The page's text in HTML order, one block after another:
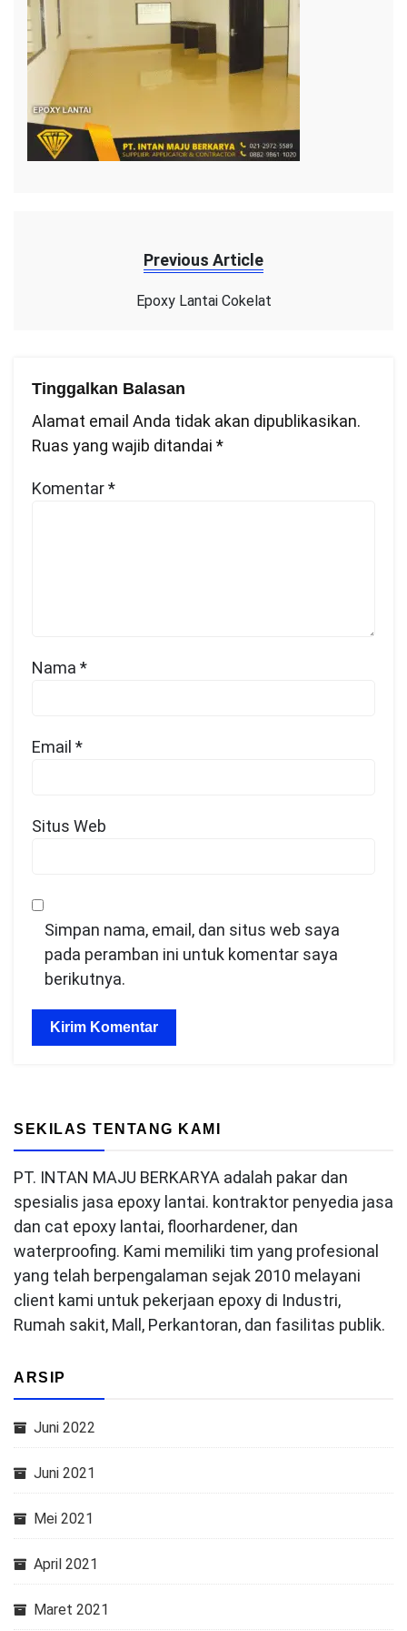
Previous Article
Epoxy Lantai Cokelat
Tinggalkan Balasan
Alamat email Anda tidak akan dipublikasikan.
Ruas yang wajib ditandai *
Komentar*
Nama *
Email *
Situs Web
Simpan nama, email, dan situs web saya
pada peramban ini untuk komentar saya
berikutnya.
SEKILAS TENTANG KAMI
PT. INTAN MAJU BERKARYA adalah pakar dan
spesialis jasa epoxy lantai. kontraktor penyedia jasa
dan cat epoxy lantai, floorhardener, dan
waterproofing. Kami memiliki tim yang profesional
yang telah berpengalaman sejak 2010 melayani
client kami untuk pekerjaan epoxy di Industri,
Rumah sakit, Mall, Perkantoran, dan fasilitas publik.
ARSIP
Juni 2022
Juni 2021
Mei 2021
April 2021
Maret 2021